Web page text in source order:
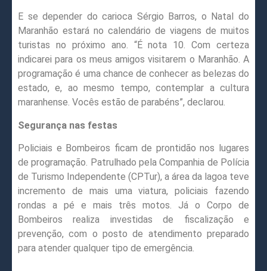
E se depender do carioca Sérgio Barros, o Natal do
Maranhão estará no calendário de viagens de muitos
turistas no próximo ano. “É nota 10. Com certeza
indicarei para os meus amigos visitarem o Maranhão. A
programação é uma chance de conhecer as belezas do
estado, e, ao mesmo tempo, contemplar a cultura
maranhense. Vocês estão de parabéns”, declarou.
Segurança nas festas
Policiais e Bombeiros ficam de prontidão nos lugares
de programação. Patrulhado pela Companhia de Polícia
de Turismo Independente (CPTur), a área da lagoa teve
incremento de mais uma viatura, policiais fazendo
rondas a pé e mais três motos. Já o Corpo de
Bombeiros realiza investidas de fiscalização e
prevenção, com o posto de atendimento preparado
para atender qualquer tipo de emergência.